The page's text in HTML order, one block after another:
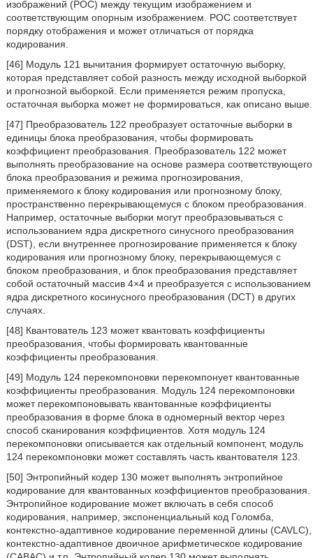
изображений (POC) между текущим изображением и
соответствующим опорным изображением. POC соответствует
порядку отображения и может отличаться от порядка
кодирования.
[46] Модуль 121 вычитания формирует остаточную выборку,
которая представляет собой разность между исходной выборкой
и прогнозной выборкой. Если применяется режим пропуска,
остаточная выборка может не формироваться, как описано выше.
[47] Преобразователь 122 преобразует остаточные выборки в
единицы блока преобразования, чтобы формировать
коэффициент преобразования. Преобразователь 122 может
выполнять преобразование на основе размера соответствующего
блока преобразования и режима прогнозирования,
применяемого к блоку кодирования или прогнозному блоку,
пространственно перекрывающемуся с блоком преобразования.
Например, остаточные выборки могут преобразовываться с
использованием ядра дискретного синусного преобразования
(DST), если внутреннее прогнозирование применяется к блоку
кодирования или прогнозному блоку, перекрывающемуся с
блоком преобразования, и блок преобразования представляет
собой остаточный массив 4×4 и преобразуется с использованием
ядра дискретного косинусного преобразования (DCT) в других
случаях.
[48] Квантователь 123 может квантовать коэффициенты
преобразования, чтобы формировать квантованные
коэффициенты преобразования.
[49] Модуль 124 перекомпоновки перекомпонует квантованные
коэффициенты преобразования. Модуль 124 перекомпоновки
может перекомпоновывать квантованные коэффициенты
преобразования в форме блока в одномерный вектор через
способ сканирования коэффициентов. Хотя модуль 124
перекомпоновки описывается как отдельный компонент, модуль
124 перекомпоновки может составлять часть квантователя 123.
[50] Энтропийный кодер 130 может выполнять энтропийное
кодирование для квантованных коэффициентов преобразования.
Энтропийное кодирование может включать в себя способ
кодирования, например, экспоненциальный код Голомба,
контекстно-адаптивное кодирование переменной длины (CAVLC),
контекстно-адаптивное двоичное арифметическое кодирование